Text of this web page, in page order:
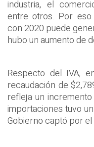
industria, el
entre otros. Por eso
con 2020 puede
hubo un aumento de
Respecto del IVA,
recaudación de
refleja un
importaciones tuvo
Gobierno captó por el